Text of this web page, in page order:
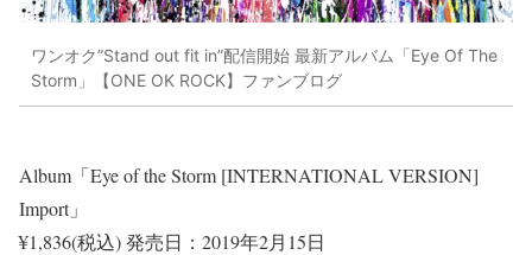
ワンオク”Stand out fit in”配信開始 最新アルバム「Eye Of The
Storm」【ONE OK ROCK】ファンブログ
Album「Eye of the Storm [INTERNATIONAL VERSION]
Import」
¥1,836(税込)発売日：2019年2月15日